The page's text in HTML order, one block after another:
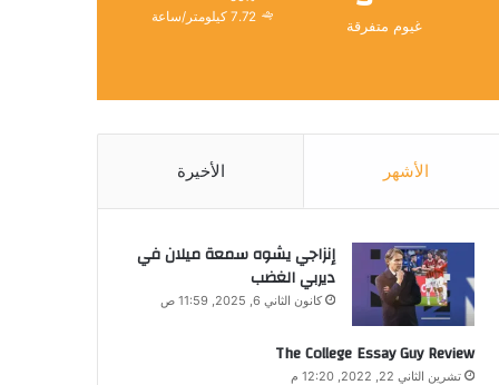
غيوم متفرقة
7.72 كيلومتر/ساعة
الأشهر الأخيرة
إنزاجي يشوه سمعة ميلان في
ديربي الغضب
كانون الثاني 6, 2025, 11:59 ص
The College Essay Guy Review
تشرين الثاني 22, 2022, 12:20 م